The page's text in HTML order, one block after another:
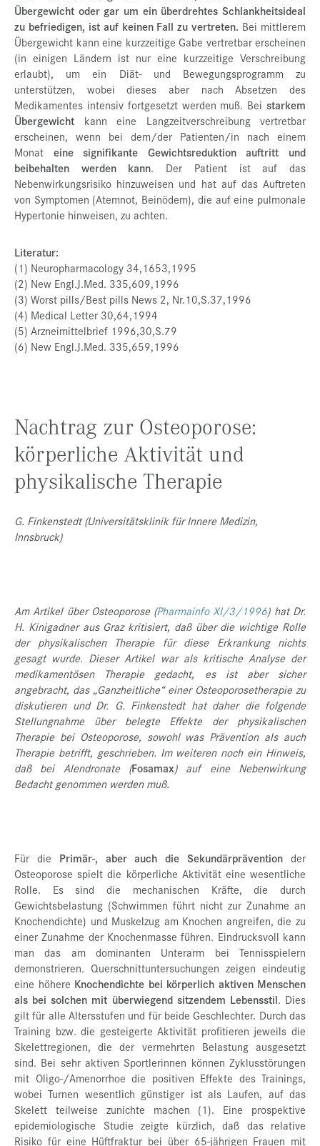
Übergewicht oder gar um ein überdrehtes Schlankheitsideal
zu befriedigen, ist auf keinen Fall zu vertreten. Bei mittlerem
Übergewicht kann eine kurzzeitige Gabe vertretbar erscheinen
(in einigen Ländern ist nur eine kurzzeitige Verschreibung
erlaubt), um ein Diät- und Bewegungsprogramm zu
unterstützen, wobei dieses aber nach Absetzen des
Medikamentes intensiv fortgesetzt werden muß. Bei starkem
Übergewicht kann eine Langzeitverschreibung vertretbar
erscheinen, wenn bei dem/der Patienten/in nach einem
Monat eine signifikante Gewichtsreduktion auftritt und
beibehalten werden kann. Der Patient ist auf das
Nebenwirkungsrisiko hinzuweisen und hat auf das Auftreten
von Symptomen (Atemnot, Beinödem), die auf eine pulmonale
Hypertonie hinweisen, zu achten.
Literatur:
(1) Neuropharmacology 34,1653,1995
(2) New Engl.J.Med. 335,609,1996
(3) Worst pills/Best pills News 2, Nr.10,S.37,1996
(4) Medical Letter 30,64,1994
(5) Arzneimittelbrief 1996,30,S.79
(6) New Engl.J.Med. 335,659,1996
Nachtrag zur Osteoporose:
körperliche Aktivität und
physikalische Therapie
G. Finkenstedt (Universitätsklinik für Innere Medizin,
Innsbruck)
Am Artikel über Osteoporose (Pharmainfo XI/3/1996) hat Dr.
H. Kinigadner aus Graz kritisiert, daß über die wichtige Rolle
der physikalischen Therapie für diese Erkrankung nichts
gesagt wurde. Dieser Artikel war als kritische Analyse der
medikamentösen Therapie gedacht, es ist aber sicher
angebracht, das „Ganzheitliche“ einer Osteoporosetherapie zu
diskutieren und Dr. G. Finkenstedt hat daher die folgende
Stellungnahme über belegte Effekte der physikalischen
Therapie bei Osteoporose, sowohl was Prävention als auch
Therapie betrifft, geschrieben. Im weiteren noch ein Hinweis,
daß bei Alendronate (Fosamax) auf eine Nebenwirkung
Bedacht genommen werden muß.
Für die Primär-, aber auch die Sekundärprävention der
Osteoporose spielt die körperliche Aktivität eine wesentliche
Rolle. Es sind die mechanischen Kräfte, die durch
Gewichtsbelastung (Schwimmen führt nicht zur Zunahme an
Knochendichte) und Muskelzug am Knochen angreifen, die zu
einer Zunahme der Knochenmasse führen. Eindrucksvoll kann
man das am dominanten Unterarm bei Tennisspielern
demonstrieren. Querschnittuntersuchungen zeigen eindeutig
eine höhere Knochendichte bei körperlich aktiven Menschen
als bei solchen mit überwiegend sitzendem Lebensstil. Dies
gilt für alle Altersstufen und für beide Geschlechter. Durch das
Training bzw. die gesteigerte Aktivität profitieren jeweils die
Skelettregionen, die der vermehrten Belastung ausgesetzt
sind. Bei sehr aktiven Sportlerinnen können Zyklusstörungen
mit Oligo-/Amenorrhoe die positiven Effekte des Trainings,
wobei Turnen wesentlich günstiger ist als Laufen, auf das
Skelett teilweise zunichte machen (1). Eine prospektive
epidemiologische Studie zeigte kürzlich, daß das relative
Risiko für eine Hüftfraktur bei über 65-jährigen Frauen mit